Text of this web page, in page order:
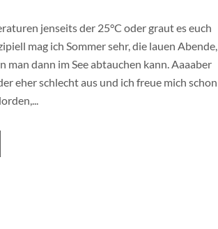
jenseits der 25°C oder graut es euch
mag ich Sommer sehr, die lauen Abende,
dann im See abtauchen kann. Aaaaber
eher schlecht aus und ich freue mich schon